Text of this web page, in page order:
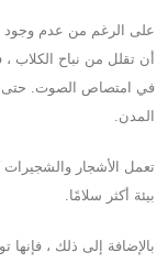
على الرغم من عدم وجود
أن تقلل من نباح الكلاب
في امتصاص الصوت. حتى
المدن.
تعمل الأشجار
بيئة أكثر سلامًا.
بالإضافة إلى ذلك ، فإنها